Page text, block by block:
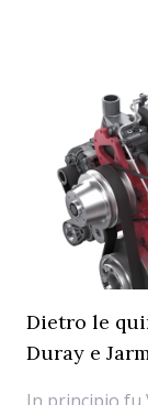
Dietro le
Duray e